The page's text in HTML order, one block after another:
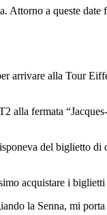
a queste
arrivare alla Tour
fermata
del biglietto
acquistare i
la Senna, mi